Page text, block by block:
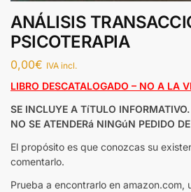
ANÁLISIS
PSICOTERAPIA
0,00€ IVA incl.
LIBRO DESCATALOGADO – NO A LA
SE INCLUYE A TíTULO INFORMATIVO.
NO SE ATENDERá NINGúN PEDIDO
El propósito es que conozcas su
comentarlo.
Prueba a encontrarlo en amazon.com,